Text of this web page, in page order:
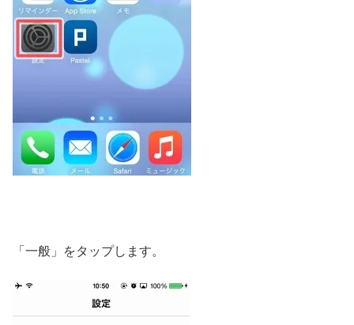
「一般」をタップします。